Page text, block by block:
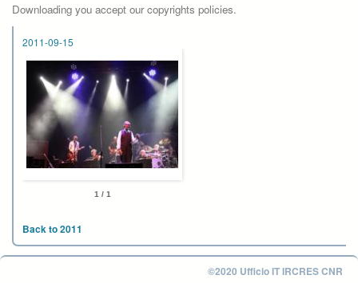
Downloading you accept our copyrights policies.
2011-09-15
1 / 1
Back to 2011
©2020 Ufficio IT IRCRES CNR